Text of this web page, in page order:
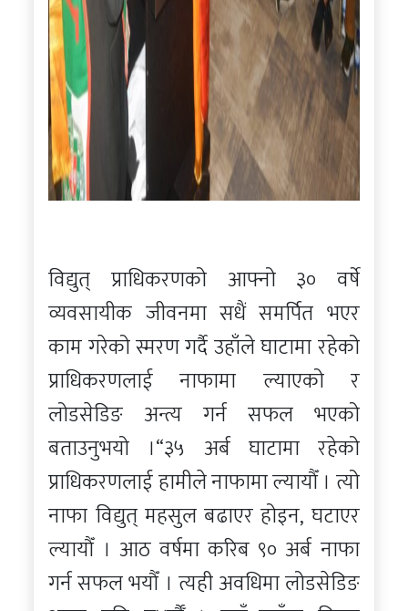
विद्युत् प्राधिकरणको आफ्नो ३० वर्षे
व्यवसायीक जीवनमा सधैं समर्पित भएर
काम गरेको स्मरण गर्दै उहाँले घाटामा रहेको
प्राधिकरणलाई नाफामा ल्याएको र
लोडसेडिङ अन्त्य गर्न सफल भएको
बताउनुभयो ।“३५ अर्ब घाटामा रहेको
प्राधिकरणलाई हामीले नाफामा ल्यायौँ । त्यो
नाफा विद्युत् महसुल बढाएर होइन, घटाएर
ल्यायौँ । आठ वर्षमा करिब ९० अर्ब नाफा
गर्न सफल भयौँ । त्यही अवधिमा लोडसेडिङ